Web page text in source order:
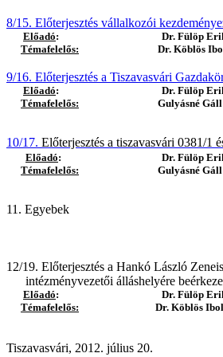
8/15. Előterjesztés vállalkozói
Előadó:
Dr. Fülöp
Témafelelős: Dr. Köblös Ibolya
9/16. Előterjesztés a Tiszavasvári
Előadó:
Dr. Fülöp
Témafelelős: Gulyásné Gáll Anita
10/17. Előterjesztés a tiszavasvári 0381/1
Előadó:
Dr. Fülöp
Témafelelős: Gulyásné Gáll Anita
11. Egyebek
12/19. Előterjesztés a Hankó László
intézményvezetői álláshelyére
Előadó:
Dr. Fülöp
Témafelelős: Dr. Köblös Ibolya
Tiszavasvári, 2012. július 20.